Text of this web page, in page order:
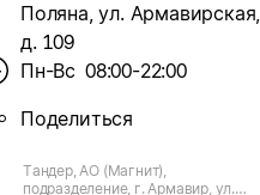
Поляна, ул. Армавирская,
д. 109
Пн-Вс 08:00-22:00
Поделиться
Тандер, АО (Магнит),
подразделение, г. Армавир, ул.